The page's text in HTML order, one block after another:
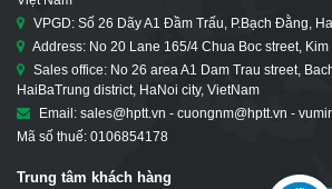
VPGD: Số 26 Dãy A1 Đầm Trấu, P.Bạch Đằng,
Address: No 20 Lane 165/4 Chua Boc street,
Sales office: No 26 area A1 Dam Trau street,
HaiBaTrung district, HaNoi city, VietNam
Email: sales@hptt.vn - cuongnm@hptt.vn -
Mã số thuế: 0106854178
Trung tâm khách hàng